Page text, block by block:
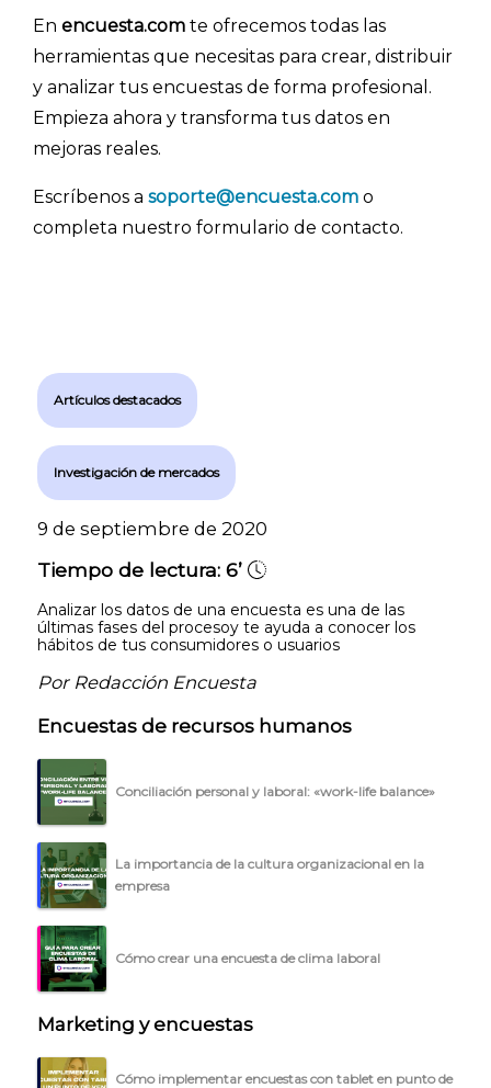
En encuesta.com te ofrecemos todas las
herramientas que necesitas para crear, distribuir
y analizar tus encuestas de forma profesional.
Empieza ahora y transforma tus datos en
mejoras reales.
Escríbenos a soporte@encuesta.com o
completa nuestro formulario de contacto.
Artículos destacados
Investigación de mercados
9 de septiembre de 2020
Tiempo de lectura: 6’
Analizar los datos de una encuesta es una de las
últimas fases del procesoy te ayuda a conocer los
hábitos de tus consumidores o usuarios
Por Redacción Encuesta
Encuestas de recursos humanos
Conciliación personal y laboral: «work-life balance»
La importancia de la cultura organizacional en la
empresa
Cómo crear una encuesta de clima laboral
Marketing y encuestas
Cómo implementar encuestas con tablet en punto de